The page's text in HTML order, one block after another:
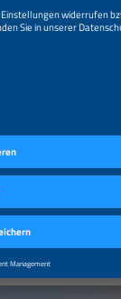
Anwendungen